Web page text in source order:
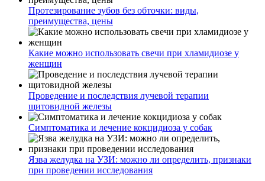
Протезирование зубов без обточки: виды,
преимущества, цены
Какие можно использовать свечи при хламидиозе у
женщин
Проведение и последствия лучевой терапии
щитовидной железы
Симптоматика и лечение кокцидиоза у собак
Язва желудка на УЗИ: можно ли определить, признаки
при проведении исследования